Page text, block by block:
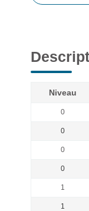
Niveau
0
0
0
0
1
1